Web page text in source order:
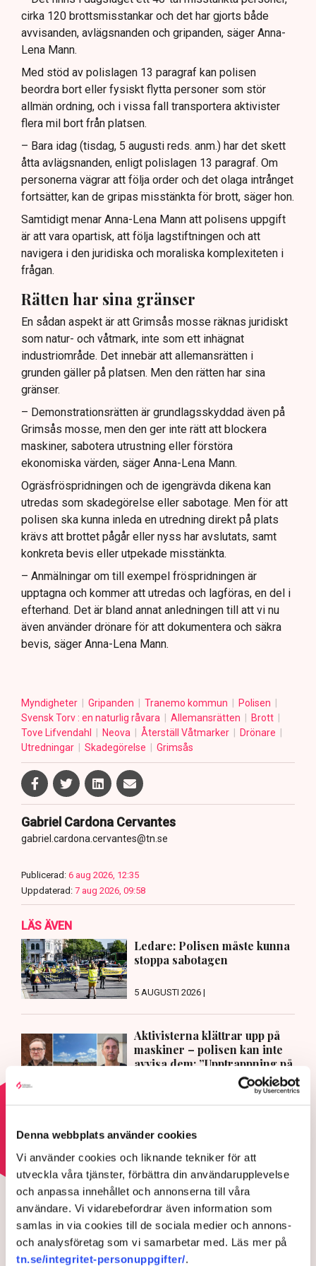
Denna webbplats använder cookies
Vi använder cookies och liknande tekniker för att
utveckla våra tjänster, förbättra din användarupplevelse
och anpassa innehållet och annonserna till våra
användare. Vi vidarebefordrar även information som
samlas in via cookies till de sociala medier och annons-
och analysföretag som vi samarbetar med. Läs mer på
tn.se/integritet-personuppgifter/.
cirka 120 brottsmisstankar och det har gjorts både
avvisanden, avlägsnanden och gripanden, säger Anna-
Lena Mann.
Med stöd av polislagen 13 paragraf kan polisen
beordra bort eller fysiskt flytta personer som stör
allmän ordning, och i vissa fall transportera aktivister
flera mil bort från platsen.
– Bara idag (tisdag, 5 augusti reds. anm.) har det skett
åtta avlägsnanden, enligt polislagen 13 paragraf. Om
personerna vägrar att följa order och det olaga intrånget
fortsätter, kan de gripas misstänkta för brott, säger hon.
Samtidigt menar Anna-Lena Mann att polisens uppgift
är att vara opartisk, att följa lagstiftningen och att
navigera i den juridiska och moraliska komplexiteten i
frågan.
Rätten har sina gränser
En sådan aspekt är att Grimsås mosse räknas juridiskt
som natur- och våtmark, inte som ett inhägnat
industriområde. Det innebär att allemansrätten i
grunden gäller på platsen. Men den rätten har sina
gränser.
– Demonstrationsrätten är grundlagsskyddad även på
Grimsås mosse, men den ger inte rätt att blockera
maskiner, sabotera utrustning eller förstöra
ekonomiska värden, säger Anna-Lena Mann.
Ogräsfröspridningen och de igengrävda dikena kan
utredas som skadegörelse eller sabotage. Men för att
polisen ska kunna inleda en utredning direkt på plats
krävs att brottet pågår eller nyss har avslutats, samt
konkreta bevis eller utpekade misstänkta.
– Anmälningar om till exempel fröspridningen är
upptagna och kommer att utredas och lagföras, en del i
efterhand. Det är bland annat anledningen till att vi nu
även använder drönare för att dokumentera och säkra
bevis, säger Anna-Lena Mann.
Myndigheter Gripanden Tranemo kommun
Polisen
Svensk Torv : en naturlig råvara
Allemansrätten
Brott
Tove Lifvendahl
Neova Återställ Våtmarker
Drönare
Utredningar
Skadegörelse Grimsås
Gabriel Cardona Cervantes
gabriel.cardona.cervantes@tn.se
Publicerad: 6 aug 2026, 12:35
Uppdaterad: 7 aug 2026, 09:58
LÄS ÄVEN
Ledare: Polisen måste kunna
stoppa sabotagen
5 AUGUSTI 2026 |
Aktivisterna klättrar upp på
maskiner – polisen kan inte
avvisa dem: ”Upptrappning på
Läs mer om hoten mot äganderätten
HOTEN MOT ÄGANDERÄTTEN
Aktivisterna klättrar upp på
maskiner – polisen kan inte
avvisa dem: ”Upptrappning